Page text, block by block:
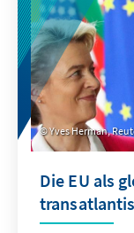
Yves Herman,
Die EU als